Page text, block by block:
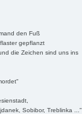
den Fuß
gepflanzt
die Zeichen sind uns ins
Sobibor, Treblinka ..."